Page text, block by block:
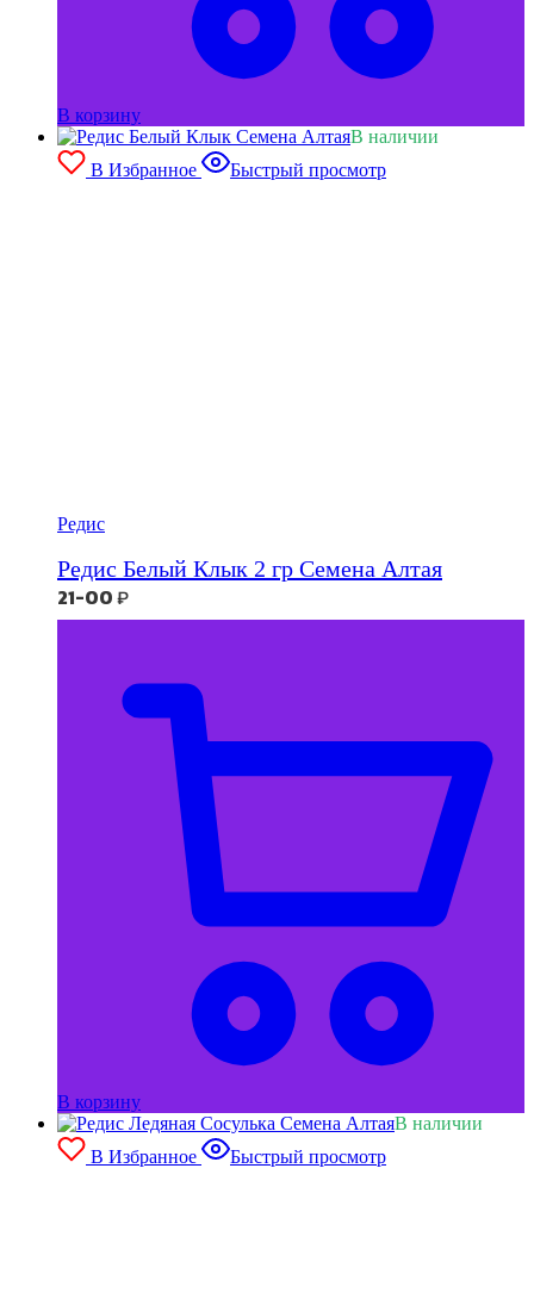
В корзину
В наличии
В Избранное
Быстрый просмотр
Редис
Редис Белый Клык 2 гр Семена Алтая
21-00₽
В корзину
В наличии
В Избранное
Быстрый просмотр